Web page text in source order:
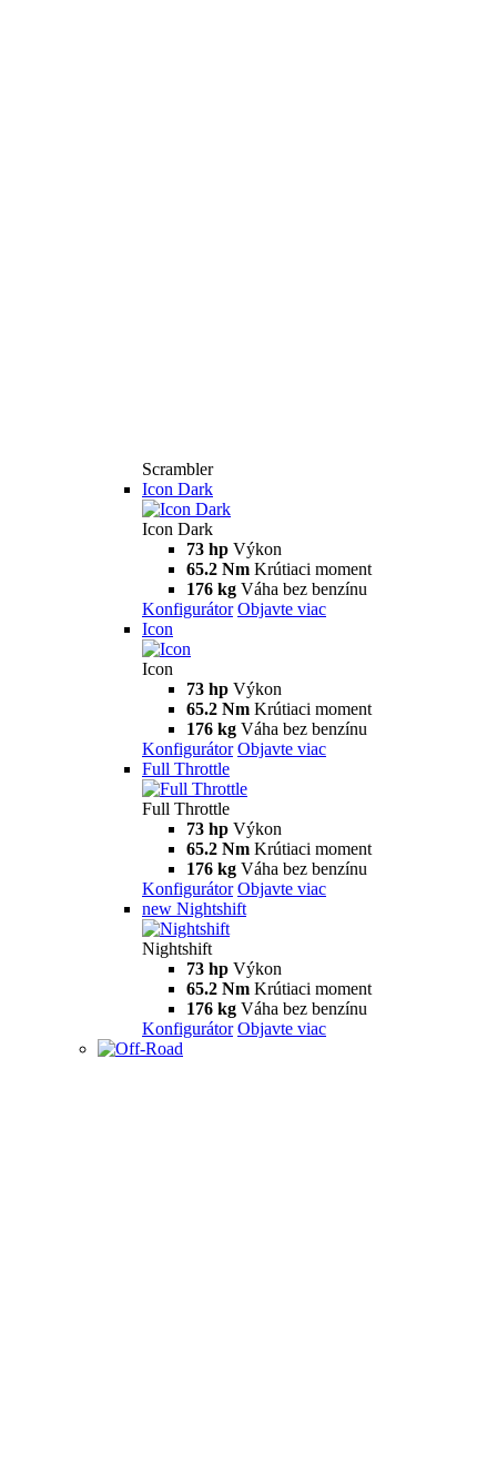
Scrambler
Icon Dark
Icon Dark
73 hp Výkon
65.2 Nm Krútiaci moment
176 kg Váha bez benzínu
Konfigurátor Objavte viac
Icon
Icon
73 hp Výkon
65.2 Nm Krútiaci moment
176 kg Váha bez benzínu
Konfigurátor Objavte viac
Full Throttle
Full Throttle
73 hp Výkon
65.2 Nm Krútiaci moment
176 kg Váha bez benzínu
Konfigurátor Objavte viac
new Nightshift
Nightshift
73 hp Výkon
65.2 Nm Krútiaci moment
176 kg Váha bez benzínu
Konfigurátor Objavte viac